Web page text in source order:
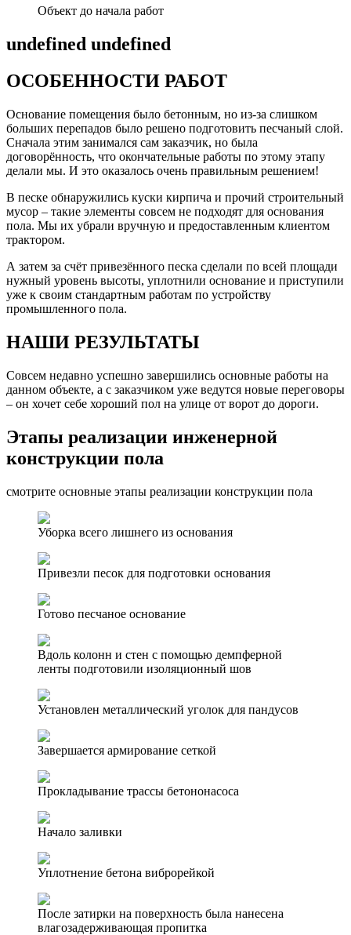
Объект до начала работ
undefined undefined
ОСОБЕННОСТИ РАБОТ
Основание помещения было бетонным, но из-за слишком
больших перепадов было решено подготовить песчаный слой.
Сначала этим занимался сам заказчик, но была
договорённость, что окончательные работы по этому этапу
делали мы. И это оказалось очень правильным решением!
В песке обнаружились куски кирпича и прочий строительный
мусор – такие элементы совсем не подходят для основания
пола. Мы их убрали вручную и предоставленным клиентом
трактором.
А затем за счёт привезённого песка сделали по всей площади
нужный уровень высоты, уплотнили основание и приступили
уже к своим стандартным работам по устройству
промышленного пола.
НАШИ РЕЗУЛЬТАТЫ
Совсем недавно успешно завершились основные работы на
данном объекте, а с заказчиком уже ведутся новые переговоры
– он хочет себе хороший пол на улице от ворот до дороги.
Этапы реализации инженерной
конструкции пола
смотрите основные этапы реализации конструкции пола
Уборка всего лишнего из основания
Привезли песок для подготовки основания
Готово песчаное основание
Вдоль колонн и стен с помощью демпферной
ленты подготовили изоляционный шов
Установлен металлический уголок для пандусов
Завершается армирование сеткой
Прокладывание трассы бетононасоса
Начало заливки
Уплотнение бетона виброрейкой
После затирки на поверхность была нанесена
влагозадерживающая пропитка